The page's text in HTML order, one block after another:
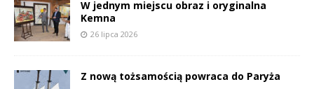
W jednym miejscu obraz i oryginalna
Kemna
26 lipca 2026
Z nową tożsamością powraca do Paryża